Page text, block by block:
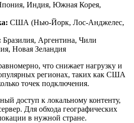
Индия, Южная Корея,
США (Нью-Йорк, Лос-Анджелес,
Бразилия, Аргентина, Чили
Новая Зеландия
что снижает нагрузку и
регионах, таких как США
точек подключения.
доступ к локальному контенту,
Для обхода географических
в нужной стране.